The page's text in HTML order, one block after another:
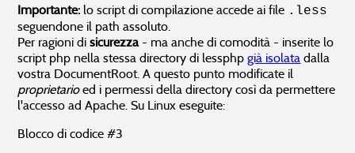
Importante: lo script di compilazione accede ai file .less
seguendone il path assoluto.
Per ragioni disicurezza- ma anche di comodità - inserite lo
script php nella stessa directory di lessphpgià isolata dalla
vostra DocumentRoot. A questo punto modificate il
proprietarioed i permessi della directory così da permettere
l'accesso ad Apache. Su Linux eseguite:
Blocco di codice #3